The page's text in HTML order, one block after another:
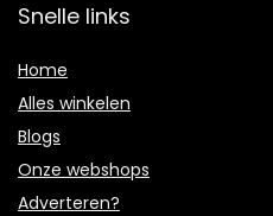
Snelle links
Home
Alles winkelen
Blogs
Onze webshops
Adverteren?